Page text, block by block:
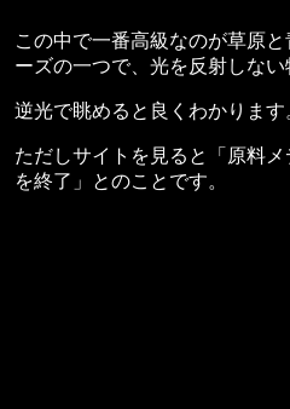
この中で一番高級なのが草原
ーズの一つで、光を反射しな
逆光で眺めると良くわかります
ただしサイトを見ると「原料
を終了」とのことです。